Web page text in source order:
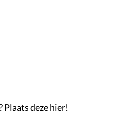
Plaats deze hier!